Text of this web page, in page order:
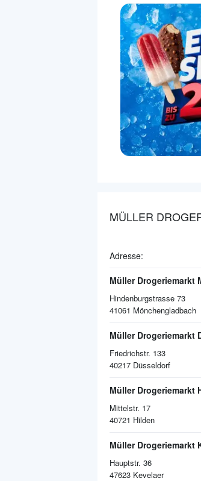
MÜLLER
Adresse:
Hindenburgstrasse 73
41061 Mönchengladbach
Friedrichstr. 133
40217 Düsseldorf
Müller Drogeriemarkt
Mittelstr. 17
40721 Hilden
Hauptstr. 36
47623 Kevelaer